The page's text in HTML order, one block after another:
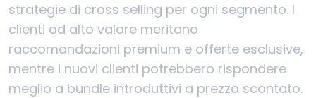
strategie di cross selling per ogni segmento. I
clienti ad alto valore meritano
raccomandazioni premium e offerte esclusive,
mentre i nuovi clienti potrebbero rispondere
meglio a bundle introduttivi a prezzo scontato.